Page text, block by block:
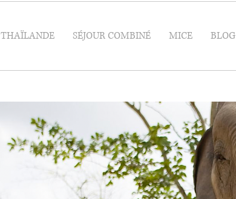
THAÏLANDE SÉJOUR COMBINÉ MICE BLOG